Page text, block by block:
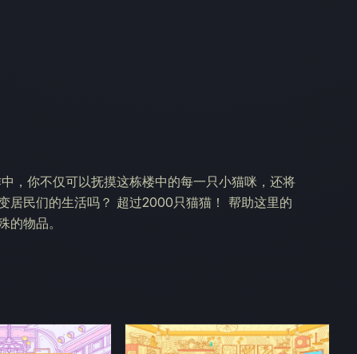
，你不仅可以抚摸这栋楼中的每一只小猫咪，还将
居民们的生活吗？ 超过2000只猫猫！ 帮助这里的
物品。